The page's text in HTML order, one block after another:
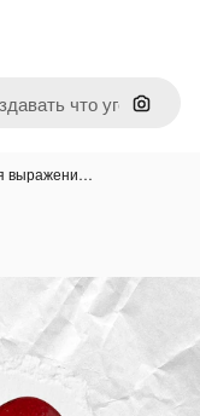
Поиск
выражени…